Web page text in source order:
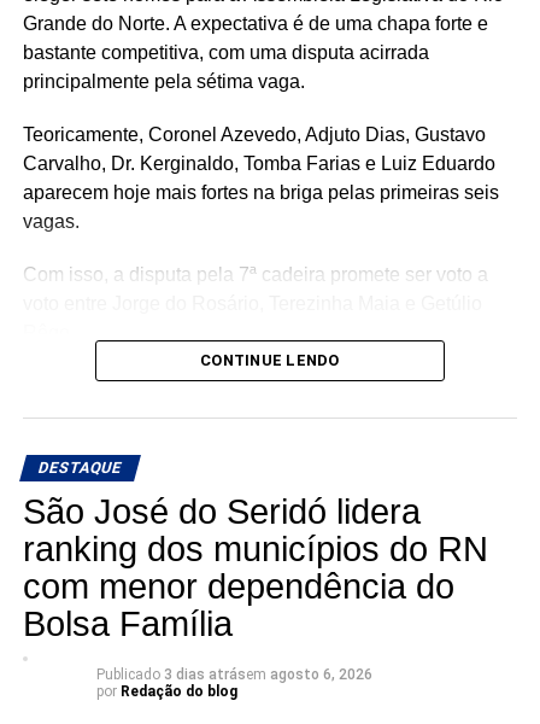
Grande do Norte. A expectativa é de uma chapa forte e
bastante competitiva, com uma disputa acirrada
principalmente pela sétima vaga.
Teoricamente, Coronel Azevedo, Adjuto Dias, Gustavo
Carvalho, Dr. Kerginaldo, Tomba Farias e Luiz Eduardo
aparecem hoje mais fortes na briga pelas primeiras seis
vagas.
Com isso, a disputa pela 7ª cadeira promete ser voto a
Os três possuem bases e estruturas eleitorais importantes
e chegam à reta da pré-campanha buscando garantir um
potencial para fazer sete cadeiras, a briga pela última
vaga promete ser uma das mais acirradas da eleição para
a ALRN em 2026
CONTINUE LENDO
DESTAQUE
São José do Seridó lidera
ranking dos municípios do RN
com menor dependência do
Bolsa Família
Publicado 3 dias atrásem agosto 6, 2026
por Redação do blog